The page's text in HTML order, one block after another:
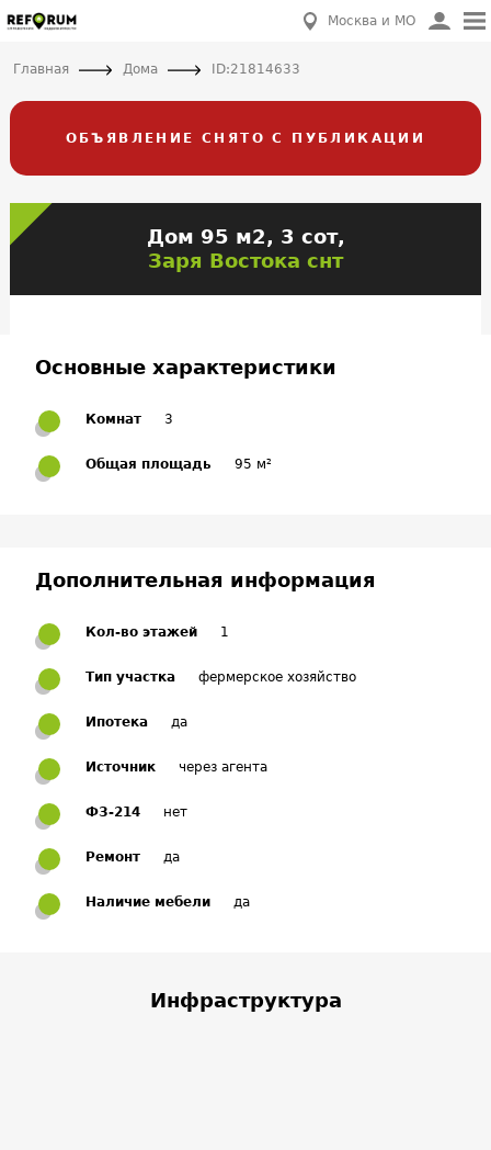
Москва и МО
Главная Дома ID:21814633
ОБЪЯВЛЕНИЕ СНЯТО С ПУБЛИКАЦИИ
Дом 95 м2, 3 сот,
Заря Востока снт
Основные характеристики
Комнат 3
Общая площадь 95 м²
Дополнительная информация
Кол-во этажей 1
Тип участка фермерское хозяйство
Ипотека да
Источник через агента
ФЗ-214 нет
Ремонт да
Наличие мебели да
Инфраструктура